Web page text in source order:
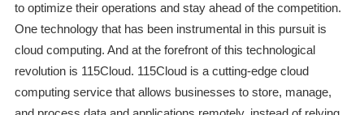
to optimize their operations and stay ahead of the competition.
One technology that has been instrumental in this pursuit is
cloud computing. And at the forefront of this technological
revolution is 115Cloud. 115Cloud is a cutting-edge cloud
computing service that allows businesses to store, manage,